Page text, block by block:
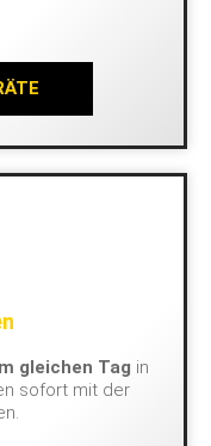
gleichen Tag in
sofort mit der